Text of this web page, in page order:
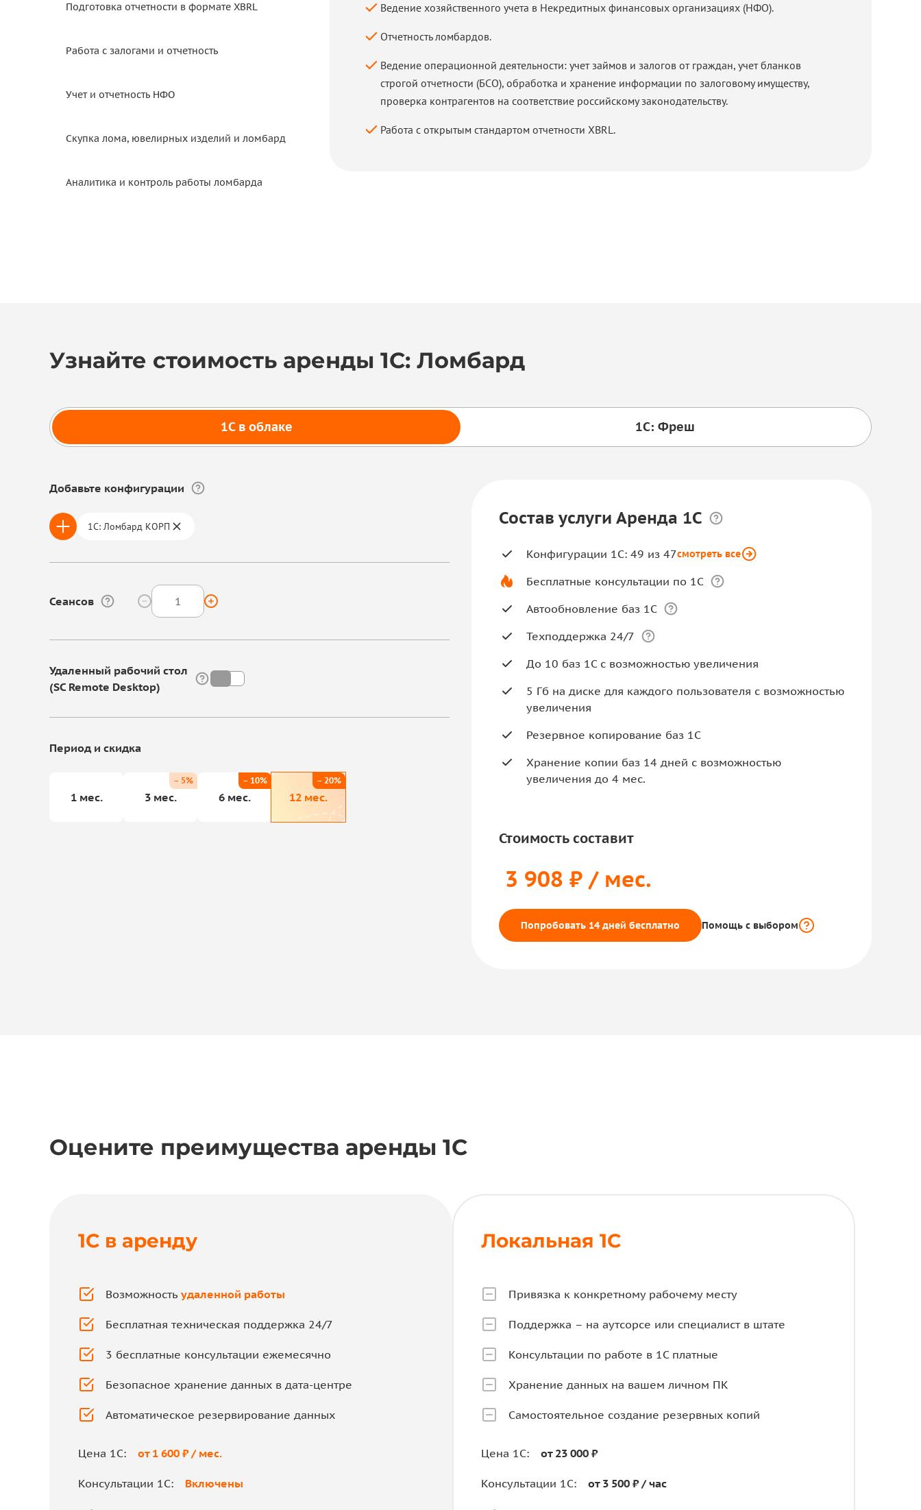
Подготовка отчетности в формате XBRL
Работа с залогами и отчетность
Учет и отчетность НФО
Скупка лома, ювелирных изделий и ломбард
Аналитика и контроль работы ломбарда
Ведение хозяйственного учета в Некредитных финансовых организациях (НФО).
Отчетность ломбардов.
Ведение операционной деятельности: учет займов и залогов от граждан, учет бланков
строгой отчетности (БСО), обработка и хранение информации по залоговому имуществу,
проверка контрагентов на соответствие российскому законодательству.
Работа с открытым стандартом отчетности XBRL.
Узнайте стоимость аренды 1С: Ломбард
1С в облаке 1С: Фреш
Добавьте конфигурации
1С: Ломбард КОРП
Сеансов
Удаленный рабочий стол
(SC Remote Desktop)
Период и скидка
1 мес.
– 5%
3 мес.
– 10%
6 мес.
– 20%
12 мес.
Состав услуги Аренда 1С
Конфигурации 1С: 49 из 47смотреть все
Бесплатные консультации по 1С
Автообновление баз 1С
Техподдержка 24/7
До 10 баз 1С с возможностью увеличения
5 Гб на диске для каждого пользователя с возможностью
увеличения
Резервное копирование баз 1С
Хранение копии баз 14 дней с возможностью
увеличения до 4 мес.
Стоимость составит
3 908 ₽ / мес.
Попробовать 14 дней бесплатно Помощь с выбором
Оцените преимущества аренды 1С
1C в аренду
Возможность удаленной работы
Бесплатная техническая поддержка 24/7
3 бесплатные консультации ежемесячно
Безопасное хранение данных в дата-центре
Автоматическое резервирование данных
Цена 1С: от 1 600 ₽ / мес.
Консультации 1С: Включены
Локальная 1С
Привязка к конкретному рабочему месту
Поддержка – на аутсорсе или специалист в штате
Консультации по работе в 1С платные
Хранение данных на вашем личном ПК
Самостоятельное создание резервных копий
Цена 1С: от 23 000 ₽
Консультации 1С: от 3 500 ₽ / час